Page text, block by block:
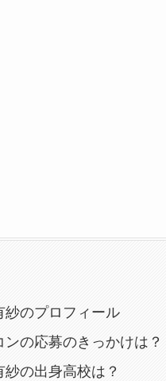
紗のプロフィール
ンの応募のきっかけは？
紗の出身高校は？